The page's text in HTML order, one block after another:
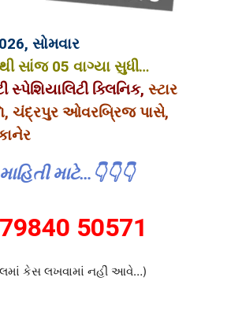
સોમવાર
સાંજ 05 વાગ્યા સુધી…
સ્પેશિયાલિટી ક્લિનિક, સ્ટાર
ચંદ્રપુર ઓવરબ્રિજ પાસે,
માહિતી માટે…👇👇👇
50571
કેસ લખવામાં નહીં આવે…)